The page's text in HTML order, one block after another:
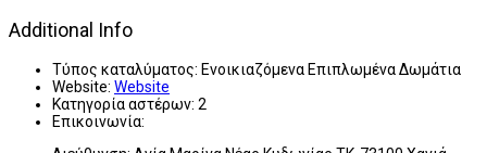
Additional Info
Τύπος καταλύματος: Ενοικιαζόμενα Επιπλωμένα Δωμάτια
Website: Website
Κατηγορία αστέρων: 2
Επικοινωνία: